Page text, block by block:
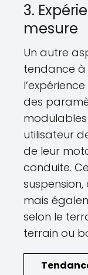
3.
mesure
Un autre
tendance à
des
utilisateur
de leur
conduite.
mais
selon le
terrain ou